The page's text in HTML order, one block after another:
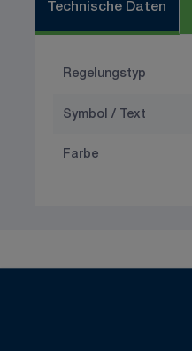
Technische Daten
Regelungstyp
Symbol / Text
Farbe